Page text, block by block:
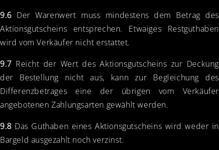
9.6 Der Warenwert muss mindestens dem Betrag des
Aktionsgutscheins entsprechen. Etwaiges Restguthaben
wird vom Verkäufer nicht erstattet.
9.7 Reicht der Wert des Aktionsgutscheins zur Deckung
der Bestellung nicht aus, kann zur Begleichung des
Differenzbetrages eine der übrigen vom Verkäufer
angebotenen Zahlungsarten gewählt werden.
9.8 Das Guthaben eines Aktionsgutscheins wird weder in
Bargeld ausgezahlt noch verzinst.